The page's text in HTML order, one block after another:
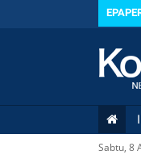
Sabtu, 8